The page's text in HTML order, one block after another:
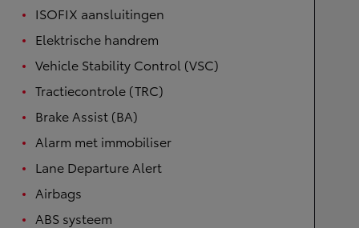
ISOFIX aansluitingen
Elektrische handrem
Vehicle Stability Control (VSC)
Tractiecontrole (TRC)
Brake Assist (BA)
Alarm met immobiliser
Lane Departure Alert
Airbags
ABS systeem